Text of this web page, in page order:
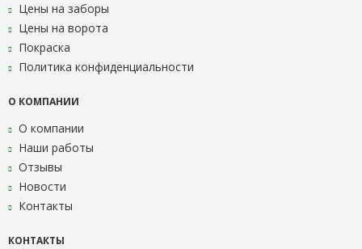
Цены на заборы
Цены на ворота
Покраска
Политика конфиденциальности
О КОМПАНИИ
О компании
Наши работы
Отзывы
Новости
Контакты
КОНТАКТЫ